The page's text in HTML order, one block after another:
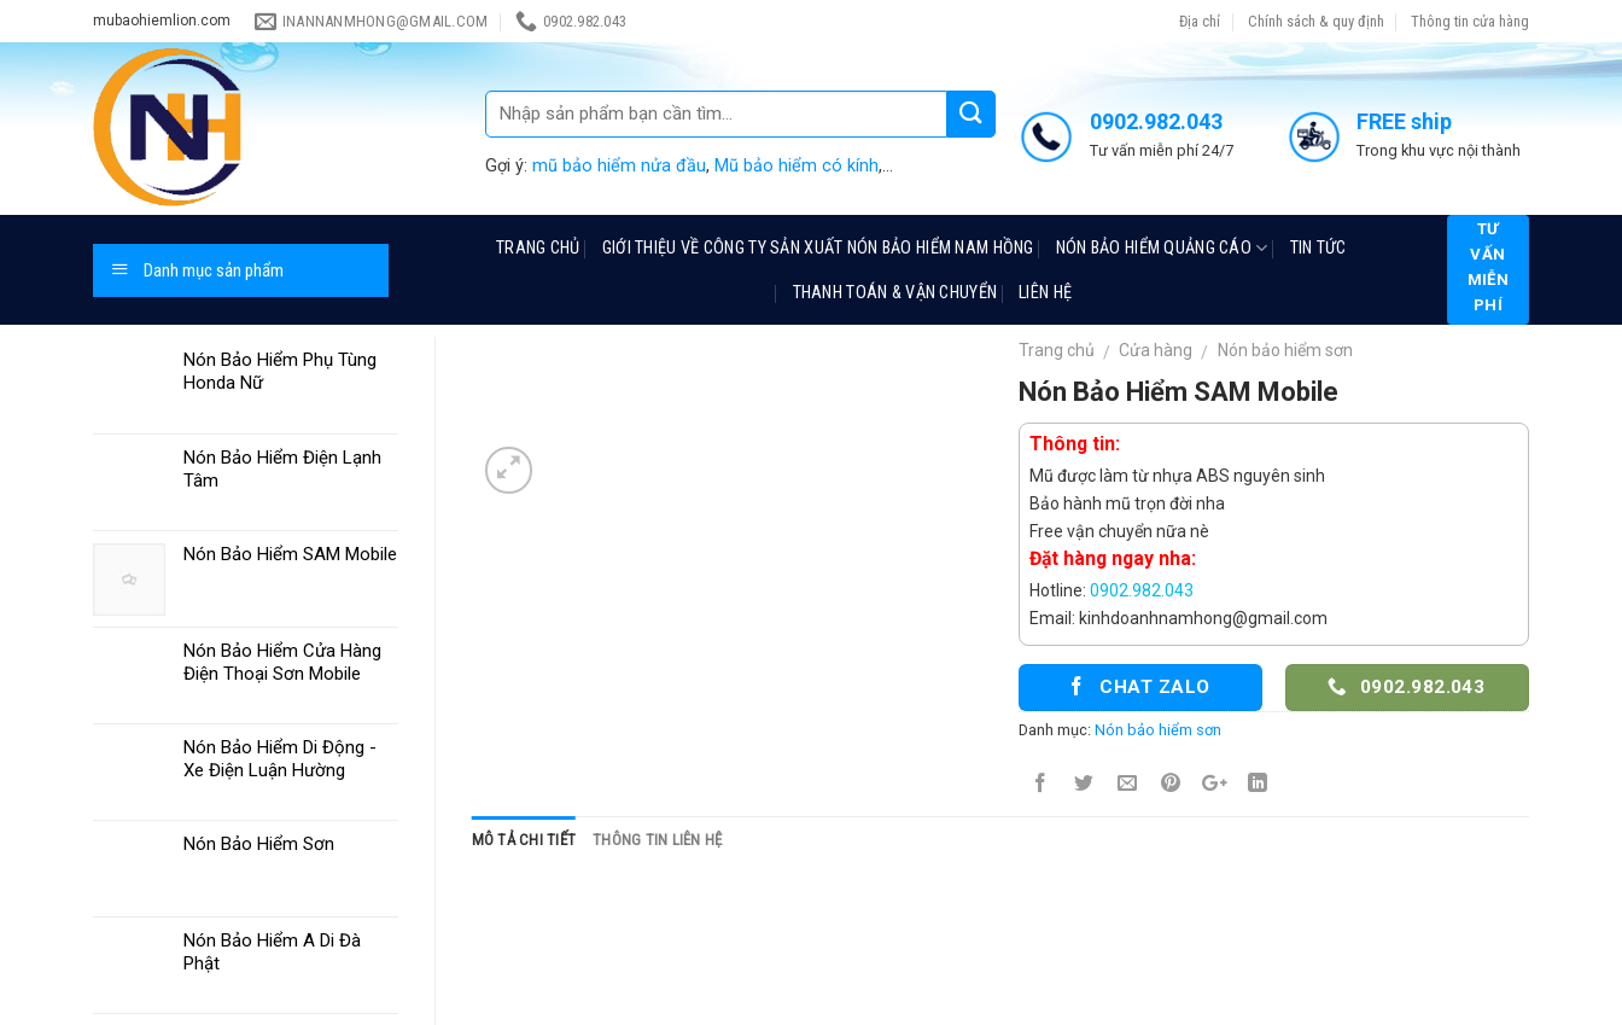
to
content
mubaohiemlion.com INANNANMHONG@GMAIL.COM 0902.982.043 Địa chỉ Chính sách & quy định Thông tin cửa hàng
Gợi ý: mũ bảo hiểm nửa đầu, Mũ bảo hiểm có kính,...
0902.982.043
Tư vấn miễn phí 24/7
FREE ship
Trong khu vực nội thành
Danh mục sản phẩm
TRANG CHỦ GIỚI THIỆU VỀ CÔNG TY SẢN XUẤT NÓN BẢO HIỂM NAM HỒNG NÓN BẢO HIỂM QUẢNG CÁO TIN TỨC
THANH TOÁN & VẬN CHUYỂN LIÊN HỆ
TƯ
VẤN
MIỄN
PHÍ
Nón Bảo Hiểm Phụ Tùng
Honda Nữ
Nón Bảo Hiểm Điện Lạnh
Tâm
Nón Bảo Hiểm SAM Mobile
Nón Bảo Hiểm Cửa Hàng
Điện Thoại Sơn Mobile
Nón Bảo Hiểm Di Động -
Xe Điện Luận Hường
Nón Bảo Hiểm Sơn
Nón Bảo Hiểm A Di Đà
Phật
Trang chủ / Cửa hàng / Nón bảo hiểm sơn
Nón Bảo Hiểm SAM Mobile
Thông tin:
Mũ được làm từ nhựa ABS nguyên sinh
Bảo hành mũ trọn đời nha
Free vận chuyển nữa nè
Đặt hàng ngay nha:
Hotline: 0902.982.043
Email: kinhdoanhnamhong@gmail.com
CHAT ZALO 0902.982.043
Danh mục: Nón bảo hiểm sơn
MÔ TẢ CHI TIẾT THÔNG TIN LIÊN HỆ